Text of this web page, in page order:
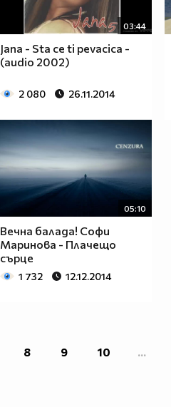
03:44
Jana - Sta ce ti pevacica -
(audio 2002)
2 080 26.11.2014
05:10
Вечна балада! Софи
Маринова - Плачещо
сърце
1 732 12.12.2014
8 9 10 ...